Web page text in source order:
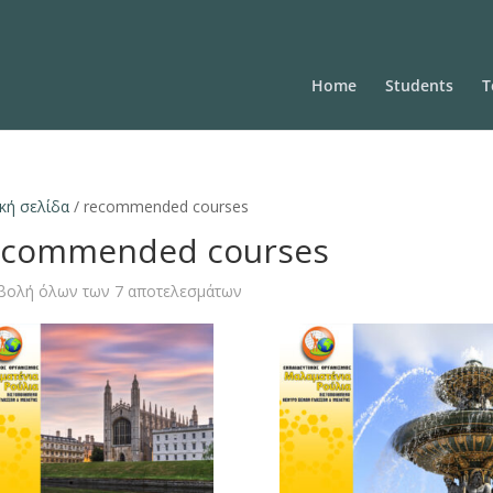
Home Students
σελίδα/ recommended courses
courses
όλων των 7 αποτελεσμάτων